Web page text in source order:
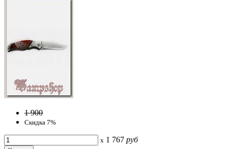
1 900
Скидка 7%
x 1 767 руб